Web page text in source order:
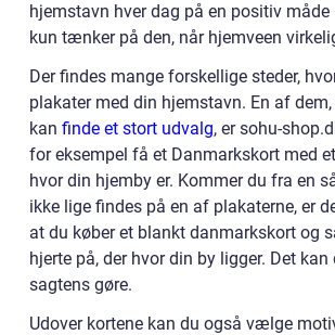
hjemstavn hver dag på en positiv
kun tænker på den, når hjemveen
Der findes mange forskellige steder,
plakater med din hjemstavn. En af
kan finde et stort udvalg, er sohu-
for eksempel få et Danmarkskort med
hvor din hjemby er. Kommer du fra en
ikke lige findes på en af plakaterne, er
at du køber et blankt danmarkskort og
hjerte på, der hvor din by ligger. Det kan
sagtens gøre.
Udover kortene kan du også vælge